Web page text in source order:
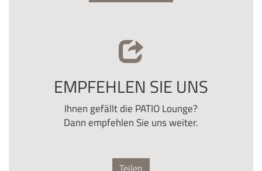
EMPFEHLEN SIE UNS
Ihnen gefällt die PATIO Lounge?
Dann empfehlen Sie uns weiter.
Teilen